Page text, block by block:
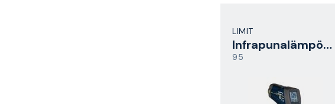
LIMIT
Infrapunalämpömittari
95